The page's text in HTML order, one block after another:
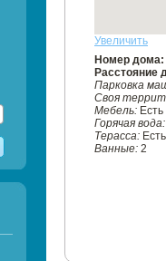
Увеличить
Номер дома:
Расстояние
Парковка
Своя
Мебель: Есть
Горячая
Терасса: Есть
Ванные: 2